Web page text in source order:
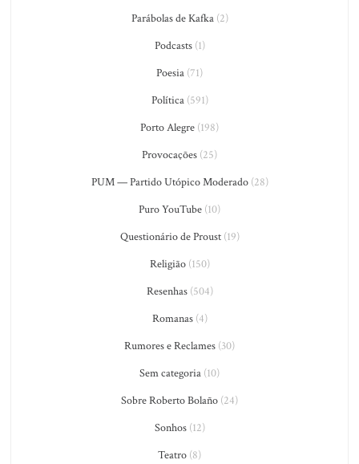
Parábolas de Kafka(2)
Podcasts(1)
Poesia (71)
Política(591)
Porto Alegre (198)
Provocações (25)
PUM — Partido Utópico Moderado(28)
Puro YouTube (10)
Questionário de Proust(19)
Religião(150)
Resenhas(504)
Romanas(4)
Rumores e Reclames (30)
Sem categoria (10)
Sobre Roberto Bolaño (24)
Sonhos(12)
Teatro (8)